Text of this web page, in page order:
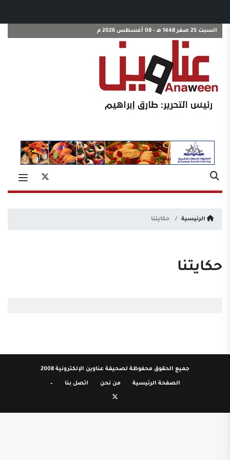
السبت 25 صفر 1448 هـ - 08 أغسطس 2026 م
الرئيسية حكايتنا
حكايتنا
جميع الحقوق محفوظة لصحيفة عناوين الإلكترونية 2008
الصفحة الرئيسية من نحن اتصل بنا –